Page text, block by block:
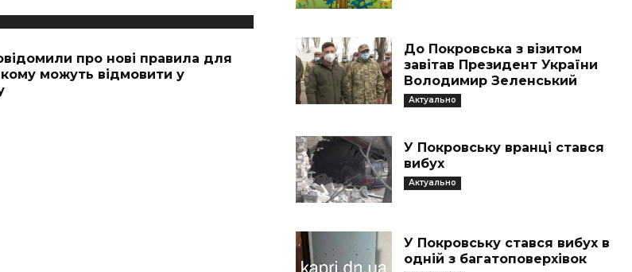
про нові правила для
кому можуть відмовити у
До Покровська з візитом
завітав Президент України
Володимир Зеленський
Актуально
У Покровську вранці стався
вибух
Актуально
У Покровську стався вибух в
одній з багатоповерхівок